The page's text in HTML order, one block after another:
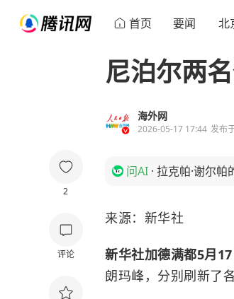
首页 要闻 北
2
评论
尼泊尔两
海外网
2026-05-17 17:44 发布
问AI · 拉克帕·谢尔帕
来源：新华社
新华社加德满都5月
朗玛峰，分别刷新了